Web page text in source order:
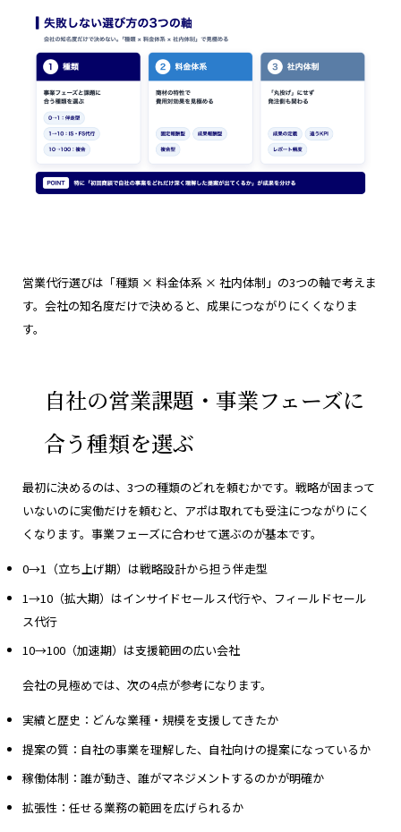
営業代行選びは「種類 × 料金体系 × 社内体制」の3つの軸で考えま
す。会社の知名度だけで決めると、成果につながりにくくなりま
す。
自社の営業課題・事業フェーズに
合う種類を選ぶ
最初に決めるのは、3つの種類のどれを頼むかです。戦略が固まって
いないのに実働だけを頼むと、アポは取れても受注につながりにく
くなります。事業フェーズに合わせて選ぶのが基本です。
0→1（立ち上げ期）は戦略設計から担う伴走型
1→10（拡大期）はインサイドセールス代行や、フィールドセール
ス代行
10→100（加速期）は支援範囲の広い会社
会社の見極めでは、次の4点が参考になります。
実績と歴史：どんな業種・規模を支援してきたか
提案の質：自社の事業を理解した、自社向けの提案になっているか
稼働体制：誰が動き、誰がマネジメントするのかが明確か
拡張性：任せる業務の範囲を広げられるか